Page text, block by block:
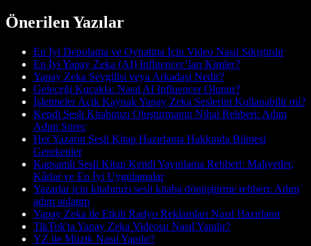
Önerilen Yazılar
En İyi Depolama ve Oynatma İçin Video Nasıl Sıkıştırılır
En İyi Yapay Zeka (AI) Influencer’ları Kimler?
Yapay Zeka Sevgilisi veya Arkadaşı Nedir?
Geleceği Kucakla: Nasıl AI Influencer Olunur?
İşletmeler Açık Kaynak Yapay Zeka Seslerini Kullanabilir mi?
Kendi Sesli Kitabınızı Oluşturmanın Nihai Rehberi: Adım
Adım Süreç
Her Yazarın Sesli Kitap Hazırlama Hakkında Bilmesi
Gerekenler
Kapsamlı Sesli Kitap Kendi Yayınlama Rehberi: Maliyetler,
Kârlar ve En İyi Uygulamalar
Yazarlar için kitabınızı sesli kitaba dönüştürme rehberi: Adım
adım anlatım
Yapay Zeka ile Etkili Radyo Reklamları Nasıl Hazırlanır
TikTok'ta Yapay Zeka Videosu Nasıl Yapılır?
YZ ile Müzik Nasıl Yapılır?